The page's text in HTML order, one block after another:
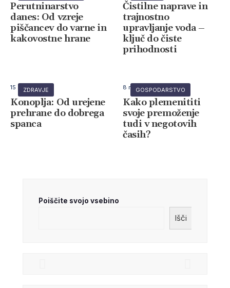
Perutninarstvo
danes: Od vzreje
piščancev do varne in
kakovostne hrane
Čistilne naprave in
trajnostno
upravljanje voda –
ključ do čiste
prihodnosti
ZDRAVJE
15 maja, 2026
Konoplja: Od urejene
prehrane do dobrega
spanca
GOSPODARSTVO
8 maja, 2026
Kako plemenititi
svoje premoženje
tudi v negotovih
časih?
Poiščite svojo vsebino
Išči